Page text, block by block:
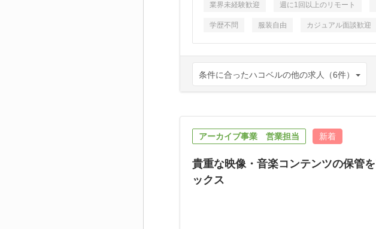
業界未経験歓迎 週に1回以上のリモート
学歴不問 服装自由 カジュアル面談歓迎
条件に合ったハコベルの他の求人（6件）
アーカイブ事業 営業担当 新着
貴重な映像・音楽コンテンツの保管
ックス